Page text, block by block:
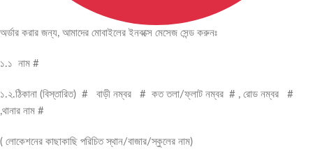
অর্ডার করার জন্য, আমাদের মোবাইলের ইনবক্সে মেসেজ সেন্ড করুনঃ
১.১ নাম #
১.২.ঠিকানা (বিস্তারিত) # বাড়ী নম্বর # কত তলা/ফ্লাট নম্বর # , রোড নম্বর #
,থানার নাম #
( লোকেশনের কাছাকাছি পরিচিত স্থান/বাজার/স্কুলের নাম)